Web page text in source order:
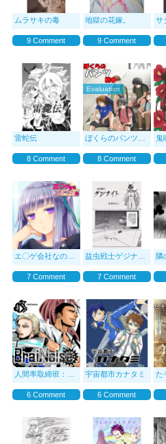
ムラサキの毒
9 Comment
地獄の花嫁。
9 Comment
サ
雷蛇伝
8 Comment
ぼくらのパンツ戦争
Evaluation
8 Comment
鬼
エ〇ゲ会社なのに乙女ゲームを作らされて
7 Comment
益虫戦士ゲジナイト
7 Comment
隣
人間率取締班：BraiNoise-ブレイノイズ-
6 Comment
宇宙都市カナタミ
6 Comment
た